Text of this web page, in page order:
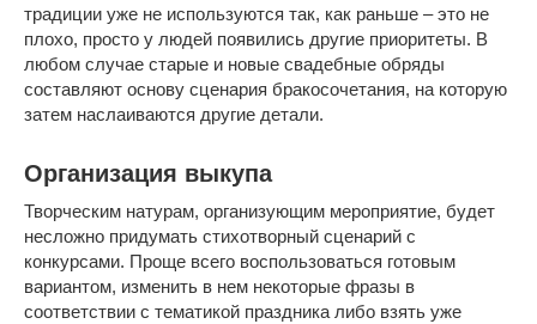
традиции уже не используются так, как раньше – это не
плохо, просто у людей появились другие приоритеты. В
любом случае старые и новые свадебные обряды
составляют основу сценария бракосочетания, на которую
затем наслаиваются другие детали.
Организация выкупа
Творческим натурам, организующим мероприятие, будет
несложно придумать стихотворный сценарий с
конкурсами. Проще всего воспользоваться готовым
вариантом, изменить в нем некоторые фразы в
соответствии с тематикой праздника либо взять уже